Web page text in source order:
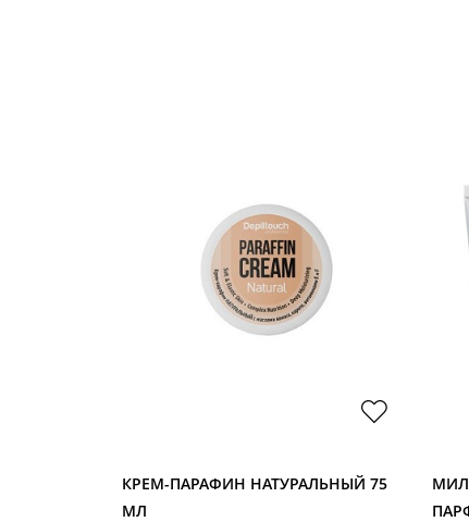
КРЕМ-ПАРАФИН НАТУРАЛЬНЫЙ 75
МЛ